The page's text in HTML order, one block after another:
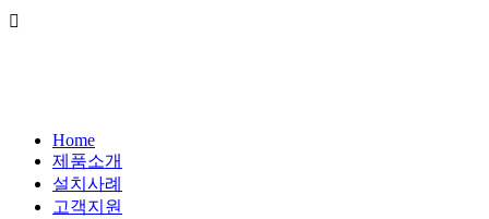
Home
제품소개
설치사례
고객지원